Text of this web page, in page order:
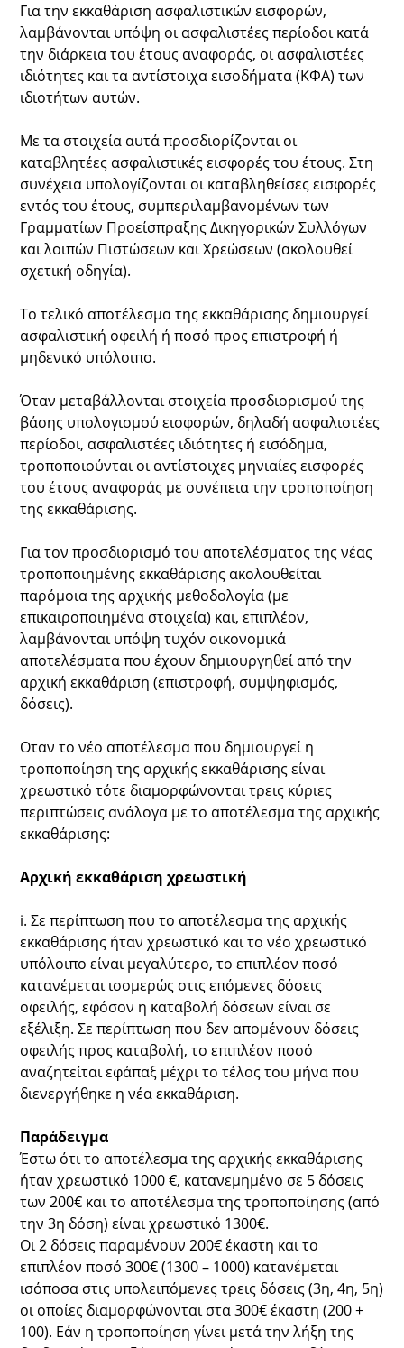
Για την εκκαθάριση ασφαλιστικών εισφορών,
λαμβάνονται υπόψη οι ασφαλιστέες περίοδοι κατά
την διάρκεια του έτους αναφοράς, οι ασφαλιστέες
ιδιότητες και τα αντίστοιχα εισοδήματα (ΚΦΑ) των
ιδιοτήτων αυτών.
Με τα στοιχεία αυτά προσδιορίζονται οι
καταβλητέες ασφαλιστικές εισφορές του έτους. Στη
συνέχεια υπολογίζονται οι καταβληθείσες εισφορές
εντός του έτους, συμπεριλαμβανομένων των
Γραμματίων Προείσπραξης Δικηγορικών Συλλόγων
και λοιπών Πιστώσεων και Χρεώσεων (ακολουθεί
σχετική οδηγία).
Το τελικό αποτέλεσμα της εκκαθάρισης δημιουργεί
ασφαλιστική οφειλή ή ποσό προς επιστροφή ή
μηδενικό υπόλοιπο.
Όταν μεταβάλλονται στοιχεία προσδιορισμού της
βάσης υπολογισμού εισφορών, δηλαδή ασφαλιστέες
περίοδοι, ασφαλιστέες ιδιότητες ή εισόδημα,
τροποποιούνται οι αντίστοιχες μηνιαίες εισφορές
του έτους αναφοράς με συνέπεια την τροποποίηση
της εκκαθάρισης.
Για τον προσδιορισμό του αποτελέσματος της νέας
τροποποιημένης εκκαθάρισης ακολουθείται
παρόμοια της αρχικής μεθοδολογία (με
επικαιροποιημένα στοιχεία) και, επιπλέον,
λαμβάνονται υπόψη τυχόν οικονομικά
αποτελέσματα που έχουν δημιουργηθεί από την
αρχική εκκαθάριση (επιστροφή, συμψηφισμός,
δόσεις).
Οταν το νέο αποτέλεσμα που δημιουργεί η
τροποποίηση της αρχικής εκκαθάρισης είναι
χρεωστικό τότε διαμορφώνονται τρεις κύριες
περιπτώσεις ανάλογα με το αποτέλεσμα της αρχικής
εκκαθάρισης:
Αρχική εκκαθάριση χρεωστική
i. Σε περίπτωση που το αποτέλεσμα της αρχικής
εκκαθάρισης ήταν χρεωστικό και το νέο χρεωστικό
υπόλοιπο είναι μεγαλύτερο, το επιπλέον ποσό
κατανέμεται ισομερώς στις επόμενες δόσεις
οφειλής, εφόσον η καταβολή δόσεων είναι σε
εξέλιξη. Σε περίπτωση που δεν απομένουν δόσεις
οφειλής προς καταβολή, το επιπλέον ποσό
αναζητείται εφάπαξ μέχρι το τέλος του μήνα που
διενεργήθηκε η νέα εκκαθάριση.
Παράδειγμα
Έστω ότι το αποτέλεσμα της αρχικής εκκαθάρισης
ήταν χρεωστικό 1000 €, κατανεμημένο σε 5 δόσεις
των 200€ και το αποτέλεσμα της τροποποίησης (από
την 3η δόση) είναι χρεωστικό 1300€.
Οι 2 δόσεις παραμένουν 200€ έκαστη και το
επιπλέον ποσό 300€ (1300 – 1000) κατανέμεται
ισόποσα στις υπολειπόμενες τρεις δόσεις (3η, 4η, 5η)
οι οποίες διαμορφώνονται στα 300€ έκαστη (200 +
100). Εάν η τροποποίηση γίνει μετά την λήξη της